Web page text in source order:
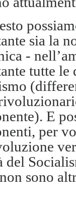
sia la
-
tutte
E
per
del
sono